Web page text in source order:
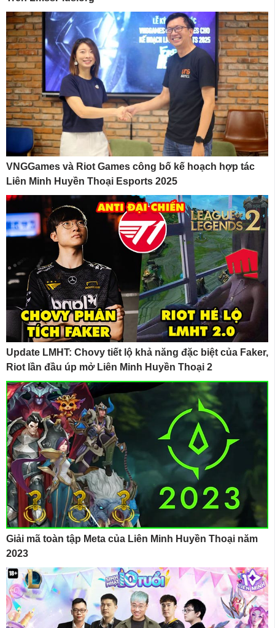
VNGGames và Riot Games công bố kế hoạch hợp tác
Liên Minh Huyền Thoại Esports 2025
Update LMHT: Chovy tiết lộ khả năng đặc biệt của Faker,
Riot lần đầu úp mở Liên Minh Huyền Thoại 2
Giải mã toàn tập Meta của Liên Minh Huyền Thoại năm
2023